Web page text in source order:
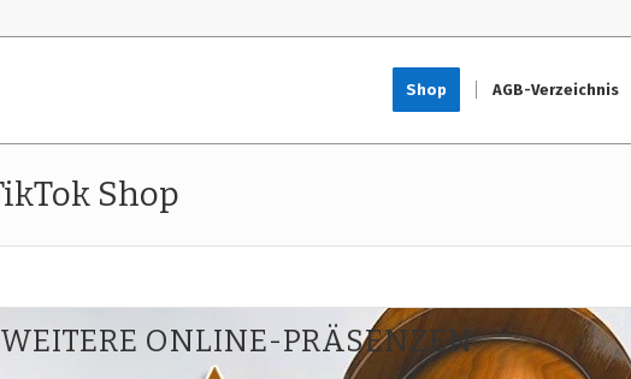
Shop AGB-Verzeichnis
Shop
ONLINE-PRÄSENZEN